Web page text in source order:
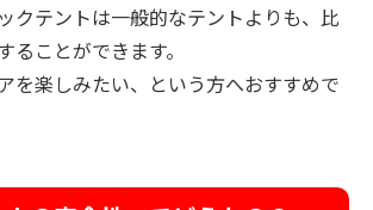
クテントは一般的なテントよりも、比
ることができます。
を楽しみたい、という方へおすすめで